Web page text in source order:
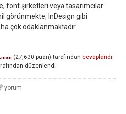
font şirketleri veya tasarımcılar
görünmekte, InDesign gibi
çok odaklanmaktadır.
(27,630 puan) tarafından cevaplandı
düzenlendi